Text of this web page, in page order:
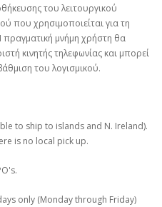
του λειτουργικού
που χρησιμοποιείται για τη
μνήμη χρήστη θα
κινητής τηλεφωνίας και μπορεί
του λογισμικού.
to ship to islands and N. Ireland).
is no local pick up.
only (Monday through Friday)